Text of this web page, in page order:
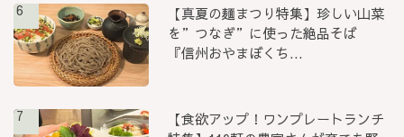
6
【真夏の麺まつり特集】珍しい山菜
を”つなぎ”に使った絶品そば
『信州おやまぼくち...
7
【食欲アップ！ワンプレートランチ